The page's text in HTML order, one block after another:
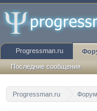
Progressman.ru Форум
Progressman.ru
Последние сообщения